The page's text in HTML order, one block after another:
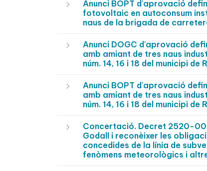
Anunci BOPT d'aprovació
fotovoltaic en autoconsum
naus de la brigada de
Anunci DOGC d'aprovació
amb amiant de tres naus
núm. 14, 16 i 18 del municipi
Anunci BOPT d'aprovació
amb amiant de tres naus
núm. 14, 16 i 18 del municipi
Concertació. Decret 2520-
Godall i reconèixer les
concedides de la línia de
fenòmens meteorològics i